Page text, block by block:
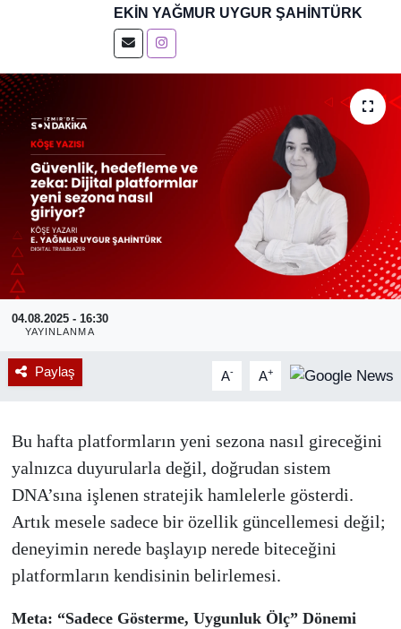
EKIN YAĞMUR UYGUR ŞAHINTÜRK
04.08.2025 - 16:30
YAYINLANMA
Paylaş A- A+
Bu hafta platformların yeni sezona nasıl gireceğini
yalnızca duyurularla değil, doğrudan sistem
DNA’sına işlenen stratejik hamlelerle gösterdi.
Artık mesele sadece bir özellik güncellemesi değil;
deneyimin nerede başlayıp nerede biteceğini
platformların kendisinin belirlemesi.
Meta: “Sadece Gösterme, Uygunluk Ölç” Dönemi
Son Dakika Haberleri
Haber Arşivi